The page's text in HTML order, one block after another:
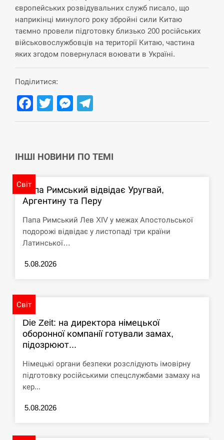
СЕРПЕНЬ
12:53
США обсуждают лицензии на Patriot для
Украины, несмотря на сомнения…
СЕРПЕНЬ
12:40
Латвія готова направити до 20 військових для
розблокування Ормузької протоки
Силы обороны поразили российскую
СЕРПЕНЬ
12:10
У США зафіксували рекордний спалах
циклоспорозу, захворіли понад 10 тисяч…
СЕРПЕНЬ
11:40
У зоопарку Токіо через спеку загинули три
левиці
СЕРПЕНЬ
Россияне ударили “Бардеролями” по Харькову,
європейських розвідувальних служб писало, що
наприкінці минулого року збройні сили Китаю
таємно провели підготовку близько 200 російських
військовослужбовців на території Китаю, частина
яких згодом повернулася воювати в Україні.
Поділитися:
Facebook
TwitterMessenger
ІНШІ НОВИНИ ПО ТЕМІ
Світ
Папа Римський відвідає Уругвай,
Аргентину та Перу
Папа Римський Лев XIV у межах Апостольської
подорожі відвідає у листопаді три країни
Латинської…
5.08.2026
Світ
Die Zeit: на директора німецької
оборонної компанії готували замах,
підозрюют...
Німецькі органи безпеки розслідують імовірну
підготовку російськими спецслужбами замаху на
кер...
5.08.2026